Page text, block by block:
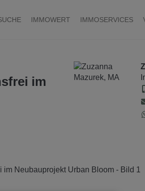
IMMOWERT IMMOSERVICES
im